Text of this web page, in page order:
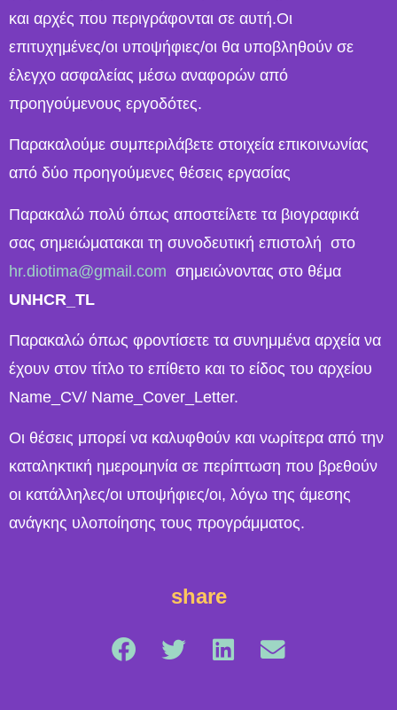
και αρχές που περιγράφονται σε αυτή.Οι
επιτυχημένες/οι υποψήφιες/οι θα υποβληθούν σε
έλεγχο ασφαλείας μέσω αναφορών από
προηγούμενους εργοδότες.
Παρακαλούμε συμπεριλάβετε στοιχεία επικοινωνίας
από δύο προηγούμενες θέσεις εργασίας
Παρακαλώ πολύ όπως αποστείλετε τα βιογραφικά
σας σημειώματακαι τη συνοδευτική επιστολή στο
hr.diotima@gmail.com σημειώνοντας στο θέμα
UNHCR TL
Παρακαλώ όπως φροντίσετε τα συνημμένα αρχεία να
έχουν στον τίτλο το επίθετο και το είδος του αρχείου
Name_CV/ Name_Cover_Letter.
Οι θέσεις μπορεί να καλυφθούν και νωρίτερα από την
καταληκτική ημερομηνία σε περίπτωση που βρεθούν
οι κατάλληλες/οι υποψήφιες/οι, λόγω της άμεσης
ανάγκης υλοποίησης τους προγράμματος.
share